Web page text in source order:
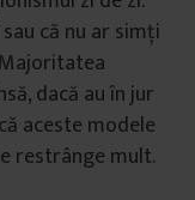
că nu ar simți
dacă au în jur
aceste modele
restrânge mult.